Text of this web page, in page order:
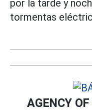
por la tarde y
tormentas
AGENCY